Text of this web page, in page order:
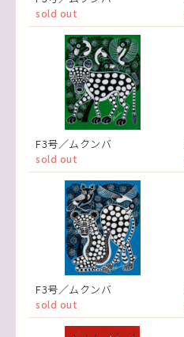
sold out
F3号／ムクンバ
sold out
F3号／ムクンバ
sold out